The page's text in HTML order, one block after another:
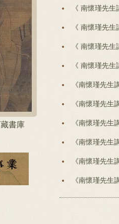
書庫
《 南懷瑾先
《 南懷瑾先
《 南懷瑾先
《 南懷瑾先
《南懷瑾先生
《南懷瑾先生
《南懷瑾先生
《南懷瑾先生
《南懷瑾先生
《南懷瑾先生